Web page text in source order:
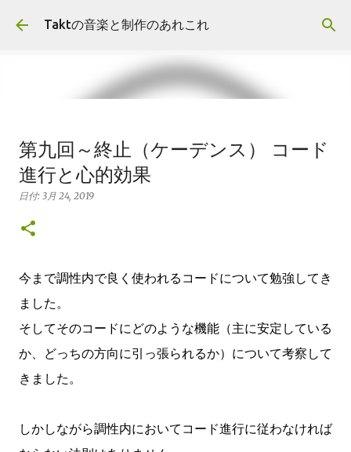
スキップしてメイン コンテンツに移動
Taktの音楽と制作のあれこれ
報告:First EP"Duality"リリースし
ました
日付:11月 10, 2018 報告
第九回～終止（ケーデンス） コード
進行と心的効果
日付: 3月 24, 2019
今まで調性内で良く使われるコードについて勉強してき
ました。
そしてそのコードにどのような機能（主に安定している
か、どっちの方向に引っ張られるか）について考察して
きました。
しかしながら調性内においてコード進行に従わなければ